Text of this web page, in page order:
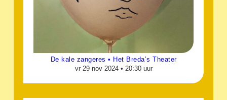
De kale zangeres • Het Breda’s Theater
vr 29 nov 2024 • 20:30 uur